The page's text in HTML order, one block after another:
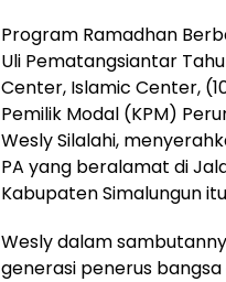
Program Ramadhan
Uli Pematangsiantar
Center, Islamic Center,
Pemilik Modal (KPM)
Wesly Silalahi,
PA yang beralamat di
Kabupaten Simalungun
Wesly dalam
generasi penerus